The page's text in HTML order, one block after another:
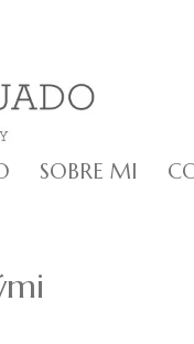
SOBRE MI